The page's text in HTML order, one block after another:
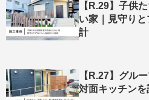
【R.29】子供
い家｜見守り
計
【R.27】グル
対面キッチンを